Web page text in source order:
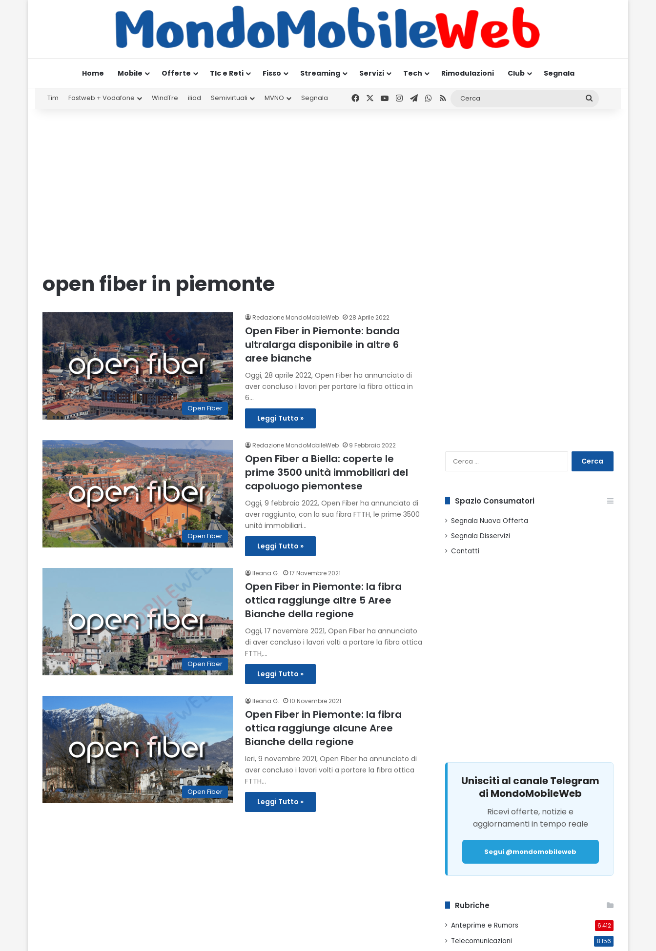
Home Mobile Offerte Tlc e Reti Fisso Streaming Servizi Tech Rimodulazioni Club Segnala
Tim Fastweb + Vodafone WindTre iliad Semivirtuali MVNO Segnala FacebookYou TubeInstagram
Telegram
WhatsApp
RSS Cerca
open fiber in piemonte
Open Fiber
Redazione MondoMobileWeb 28 Aprile 2022
Open Fiber in Piemonte: banda
ultralarga disponibile in altre 6
aree bianche
Oggi, 28 aprile 2022, Open Fiber ha annunciato di
aver concluso i lavori per portare la fibra ottica in
6…
Leggi Tutto »
Open Fiber
Redazione MondoMobileWeb 9 Febbraio 2022
Open Fiber a Biella: coperte le
prime 3500 unità immobiliari del
capoluogo piemontese
Oggi, 9 febbraio 2022, Open Fiber ha annunciato di
aver raggiunto, con la sua fibra FTTH, le prime 3500
unità immobiliari…
Leggi Tutto »
Open Fiber
Ileana G. 17 Novembre 2021
Open Fiber in Piemonte: la fibra
ottica raggiunge altre 5 Aree
Bianche della regione
Oggi, 17 novembre 2021, Open Fiber ha annunciato
di aver concluso i lavori volti a portare la fibra ottica
FTTH,…
Leggi Tutto »
Open Fiber
Ileana G. 10 Novembre 2021
Open Fiber in Piemonte: la fibra
ottica raggiunge alcune Aree
Bianche della regione
Ieri, 9 novembre 2021, Open Fiber ha annunciato di
aver concluso i lavori volti a portare la fibra ottica
FTTH…
Leggi Tutto »
Spazio Consumatori
Segnala Nuova Offerta
Segnala Disservizi
Contatti
Unisciti al canale Telegram
di MondoMobileWeb
Ricevi offerte, notizie e
aggiornamenti in tempo reale
Segui @mondomobileweb
Rubriche
Anteprime e Rumors 6.412
Telecomunicazioni 8.156